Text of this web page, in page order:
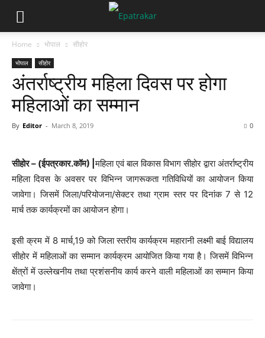
Home भोपाल सीहोर
भोपाल सीहोर
अंतर्राष्ट्रीय महिला दिवस पर होगा
महिलाओं का सम्मान
By Editor - March 8, 2019 0
सीहोर – (ईपत्रकार.कॉम) |महिला एवं बाल विकास विभाग सीहोर द्वारा अंतर्राष्ट्रीय
महिला दिवस के अवसर पर विभिन्न जागरूकता गतिविधियों का आयोजन किया
जावेगा। जिसमें जिला/परियोजना/सेक्टर तथा ग्राम स्तर पर दिनांक 7 से 12
मार्च तक कार्यक्रमों का आयोजन होगा।
इसी क्रम में 8 मार्च,19 को जिला स्तरीय कार्यक्रम महारानी लक्ष्मी बाई विद्यालय
सीहोर में महिलाओं का सम्मान कार्यक्रम आयोजित किया गया है। जिसमें विभिन्न
क्षेंत्रों में उल्लेखनीय तथा प्रशंसनीय कार्य करने वाली महिलाओं का सम्मान किया
जावेगा।